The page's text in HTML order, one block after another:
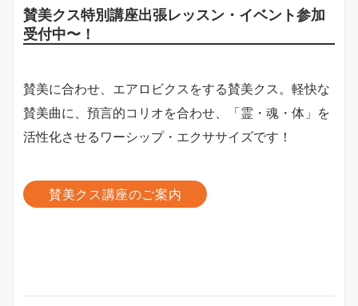
賛美クス特別講座出張レッスン・イベント参加
受付中〜！
賛美に合わせ、エアロビクスをする賛美クス。軽快な
賛美曲に、預言的コリオを合わせ、「霊・魂・体」を
活性化させるワーシップ・エクササイズです！
賛美クス講座のご案内